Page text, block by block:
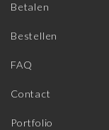
Betalen
Bestellen
FAQ
Contact
Portfolio